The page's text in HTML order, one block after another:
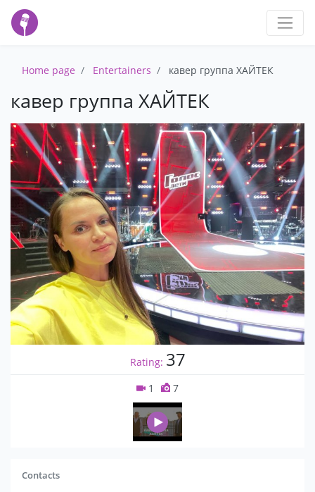
Home page Entertainers кавер группа ХАЙТЕК
кавер группа ХАЙТЕК
Rating: 37
1 7
Contacts